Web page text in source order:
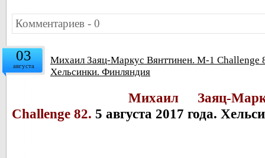
Комментариев - 0
03
августа
Михаил Заяц-Маркус Вянттинен. M-1 Challenge
Хельсинки. Финляндия
Михаил Заяц-
Challenge 82. 5 августа 2017 года.